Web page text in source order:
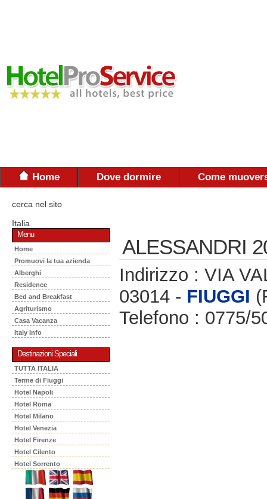
Home Dove dormire Come
cerca nel sito
Italia
Menu
Home
Promuovi la tua azienda
Alberghi
Residence
Bed and Breakfast
Agriturismo
Casa Vacanza
Italy Info
Destinazioni Speciali
TUTTA ITALIA
Terme di Fiuggi
Hotel Napoli
Hotel Roma
Hotel Milano
Hotel Venezia
Hotel Firenze
Hotel Cilento
Hotel Sorrento
ALESSANDRI
Indirizzo : VIA
03014 - FIUGGI
Telefono : 0775/